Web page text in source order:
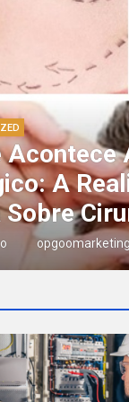
ago